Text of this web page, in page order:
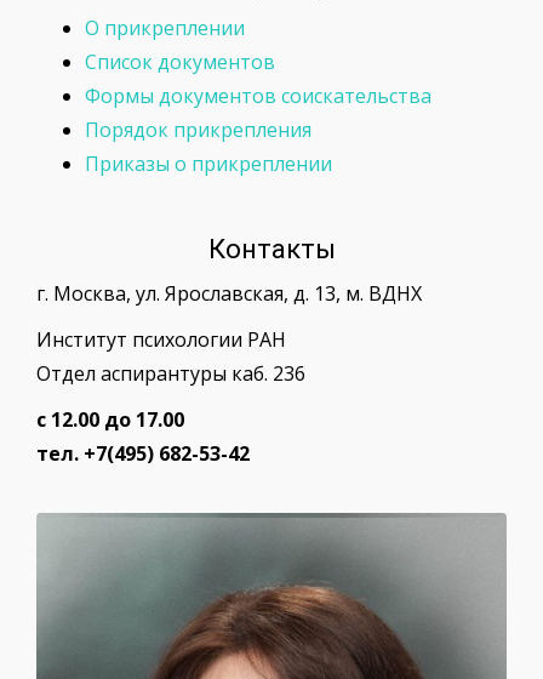
О прикреплении
Список документов
Формы документов соискательства
Порядок прикрепления
Приказы о прикреплении
Контакты
г. Москва, ул. Ярославская, д. 13, м. ВДНХ
Институт психологии РАН
Отдел аспирантуры каб. 236
с 12.00 до 17.00
тел. +7(495) 682-53-42